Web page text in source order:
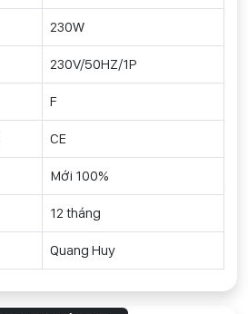
230W
230V/50HZ/1P
F
CE
Mới 100%
12 tháng
Quang Huy